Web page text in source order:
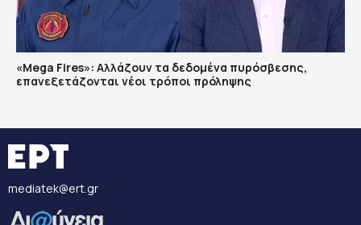
«Mega Fires»: Αλλάζουν τα δεδομένα πυρόσβεσης,
επανεξετάζονται νέοι τρόποι πρόληψης
mediatek@ert.gr